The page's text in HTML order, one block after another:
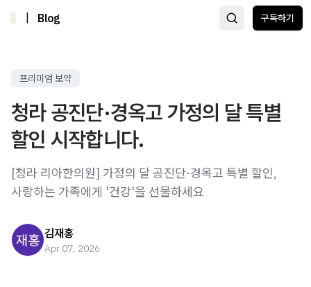
Blog 구독하기
프리미엄 보약
청라 공진단·경옥고 가정의 달 특별
할인 시작합니다.
[청라 리아한의원] 가정의 달 공진단·경옥고 특별 할인,
사랑하는 가족에게 '건강'을 선물하세요
김재홍
Apr 07, 2026